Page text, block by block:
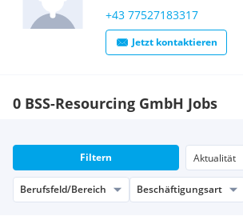
+43 77527183317
Jetzt kontaktieren
0 BSS-Resourcing GmbH Jobs
Filtern
Berufsfeld/Bereich Beschäftigungsart